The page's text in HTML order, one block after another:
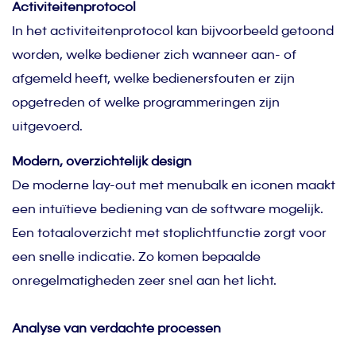
Activiteitenprotocol
In het activiteitenprotocol kan bijvoorbeeld getoond
worden, welke bediener zich wanneer aan- of
afgemeld heeft, welke bedienersfouten er zijn
opgetreden of welke programmeringen zijn
uitgevoerd.
Modern, overzichtelijk design
De moderne lay-out met menubalk en iconen maakt
een intuïtieve bediening van de software mogelijk.
Een totaaloverzicht met stoplichtfunctie zorgt voor
een snelle indicatie. Zo komen bepaalde
onregelmatigheden zeer snel aan het licht.
Analyse van verdachte processen